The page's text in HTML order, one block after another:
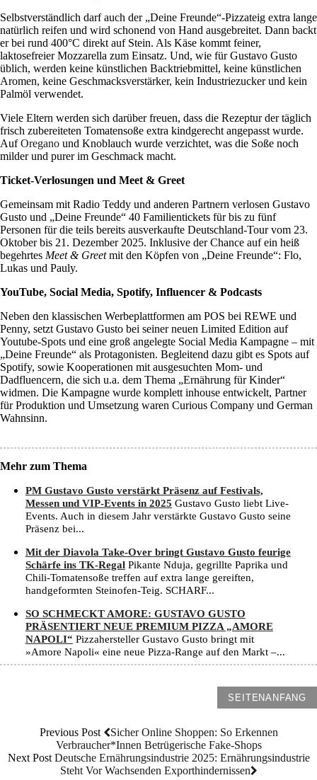
Selbstverständlich darf auch der „Deine Freunde“-Pizzateig extra lange
natürlich reifen und wird schonend von Hand ausgebreitet. Dann backt
er bei rund 400°C direkt auf Stein. Als Käse kommt feiner,
laktosefreier Mozzarella zum Einsatz. Und, wie für Gustavo Gusto
üblich, werden keine künstlichen Backtriebmittel, keine künstlichen
Aromen, keine Geschmacksverstärker, kein Industriezucker und kein
Palmöl verwendet.
Viele Eltern werden sich darüber freuen, dass die Rezeptur der täglich
frisch zubereiteten Tomatensoße extra kindgerecht angepasst wurde.
AufOregano und Knoblauch wurde verzichtet, was die Soße noch
milder und purer im Geschmack macht.
Ticket-Verlosungen und Meet & Greet
Gemeinsam mit Radio Teddy und anderen Partnern verlosen Gustavo
Gusto und „Deine Freunde“ 40 Familientickets für bis zu fünf
Personen für die teils bereits ausverkaufte Deutschland-Tour vom 23.
Oktober bis 21. Dezember 2025. Inklusive der Chance auf ein heiß
begehrtes Meet & Greetmit den Köpfen von „Deine Freunde“: Flo,
Lukas und Pauly.
YouTube, Social Media, Spotify, Influencer & Podcasts
Neben den klassischen Werbeplattformen am POS bei REWE und
Penny, setzt Gustavo Gusto bei seiner neuen Limited Edition auf
Youtube-Spots und eine groß angelegte Social Media Kampagne – mit
„Deine Freunde“ als Protagonisten. Begleitend dazu gibt es Spots auf
Spotify, sowie Kooperationen mit ausgesuchten Mom- und
Dadfluencern, die sich u.a. dem Thema „Ernährung für Kinder“
widmen. Die Kampagne wurde komplett inhouse entwickelt, Partner
für Produktion und Umsetzung waren Curious Company und German
Wahnsinn.
Mehr zum Thema
PM Gustavo Gusto verstärkt Präsenz auf Festivals,
Messen und VIP-Events in 2025 Gustavo Gusto liebt Live-
Events. Auch in diesem Jahr verstärkte Gustavo Gusto seine
Präsenz bei...
Mit der Diavola Take-Over bringt Gustavo Gusto feurige
Schärfe ins TK-RegalPikante Nduja, gegrillte Paprika und
Chili-Tomatensoße treffen auf extra lange gereiften,
handgeformten Steinofen-Teig. SCHARF...
SO SCHMECKT AMORE: GUSTAVO GUSTO
PRÄSENTIERT NEUE PREMIUM PIZZA „AMORE
NAPOLI“ Pizzahersteller Gustavo Gusto bringt mit
»Amore Napoli« eine neue Pizza-Range auf den Markt –...
SEITENANFANG
Previous Post
Sicher Online Shoppen: So Erkennen
Verbraucher*innen Betrügerische Fake-Shops
Next Post Deutsche Ernährungsindustrie 2025: Ernährungsindustrie
Steht Vor Wachsenden Exporthindernissen